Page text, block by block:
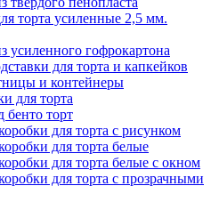
торта усиленные 2,5 мм.
усиленного гофрокартона
для торта и капкейков
и контейнеры
для торта
бенто торт
для торта с рисунком
для торта белые
для торта белые с окном
для торта с прозрачными